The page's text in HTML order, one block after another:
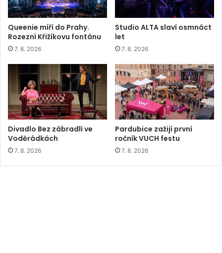
Queenie míří do Prahy.
Rozezní Křižíkovu fontánu
7. 8. 2026
Studio ALTA slaví osmnáct
let
7. 8. 2026
Divadlo Bez zábradlí ve
Voděrádkách
7. 8. 2026
Pardubice zažijí první
ročník VUCH festu
7. 8. 2026